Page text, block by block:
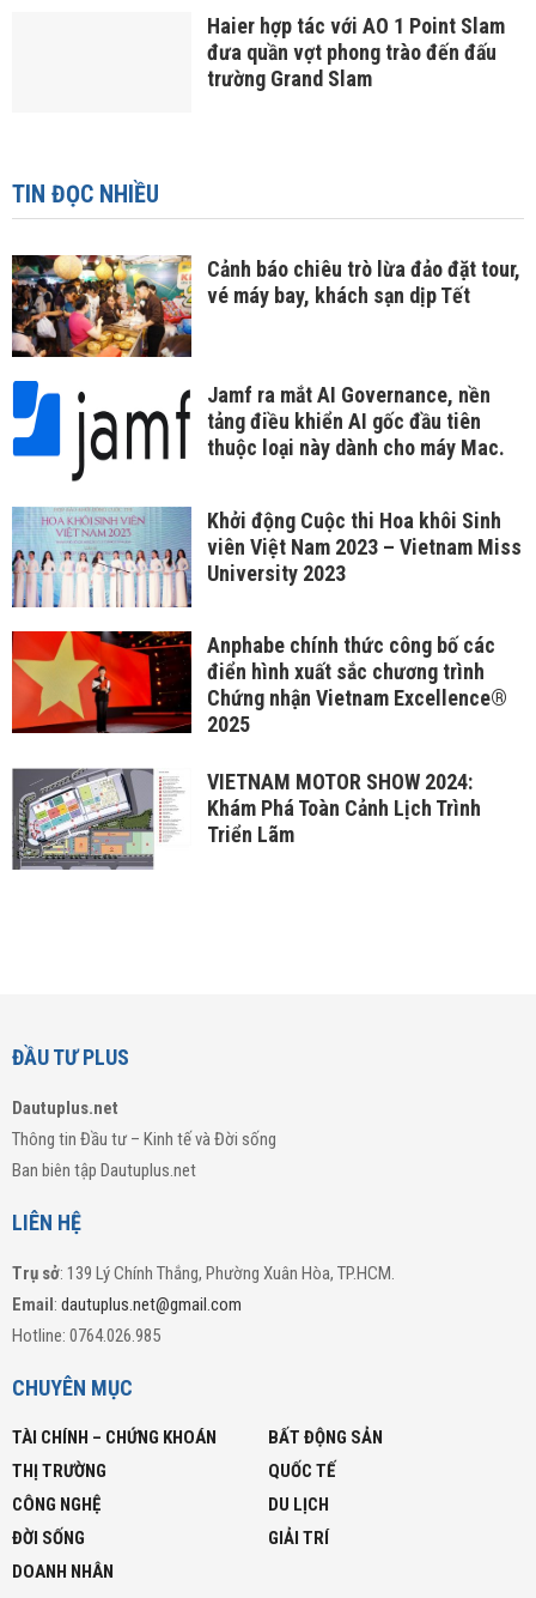
Haier hợp tác với AO 1 Point Slam
đưa quần vợt phong trào đến đấu
trường Grand Slam
TIN ĐỌC NHIỀU
Cảnh báo chiêu trò lừa đảo đặt tour,
vé máy bay, khách sạn dịp Tết
Jamf ra mắt AI Governance, nền
tảng điều khiển AI gốc đầu tiên
thuộc loại này dành cho máy Mac.
Khởi động Cuộc thi Hoa khôi Sinh
viên Việt Nam 2023 – Vietnam Miss
University 2023
Anphabe chính thức công bố các
điển hình xuất sắc chương trình
Chứng nhận Vietnam Excellence®
2025
VIETNAM MOTOR SHOW 2024:
Khám Phá Toàn Cảnh Lịch Trình
Triển Lãm
ĐẦU TƯ PLUS
Dautuplus.net
Thông tin Đầu tư – Kinh tế và Đời sống
Ban biên tập Dautuplus.net
LIÊN HỆ
Trụ sở: 139 Lý Chính Thắng, Phường Xuân Hòa, TP.HCM.
Email: dautuplus.net@gmail.com
Hotline: 0764.026.985
CHUYÊN MỤC
TÀI CHÍNH – CHỨNG KHOÁN
BẤT ĐỘNG SẢN
THỊ TRƯỜNG
QUỐC TẾ
CÔNG NGHỆ
DU LỊCH
ĐỜI SỐNG
GIẢI TRÍ
DOANH NHÂN